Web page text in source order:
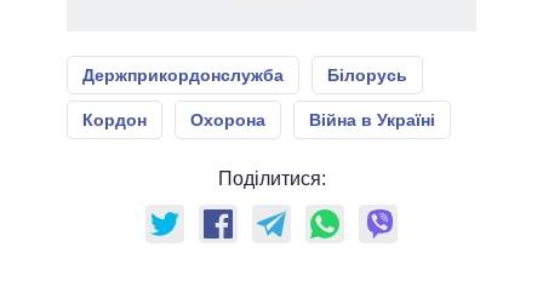
Держприкордонслужба Білорусь
Кордон Охорона Війна в Україні
Поділитися: